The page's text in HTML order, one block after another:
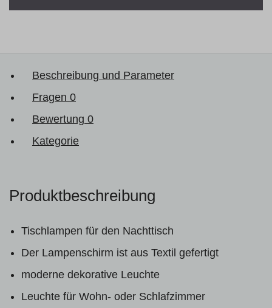
Beschreibung und Parameter
Fragen 0
Bewertung 0
Kategorie
Produktbeschreibung
Tischlampen für den Nachttisch
Der Lampenschirm ist aus Textil gefertigt
moderne dekorative Leuchte
Leuchte für Wohn- oder Schlafzimmer